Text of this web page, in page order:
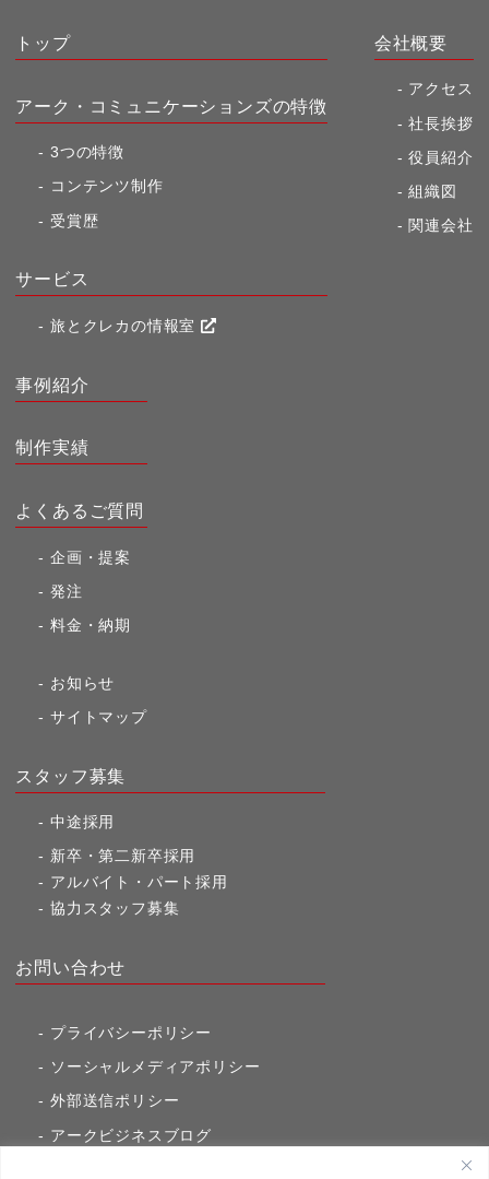
トップ
アーク・コミュニケーションズの特徴
3つの特徴
コンテンツ制作
受賞歴
サービス
旅とクレカの情報室
会社概要
アクセス
社長挨拶
役員紹介
組織図
関連会社
事例紹介
制作実績
よくあるご質問
企画・提案
発注
料金・納期
お知らせ
サイトマップ
スタッフ募集
中途採用
新卒・第二新卒採用
アルバイト・パート採用
協力スタッフ募集
お問い合わせ
プライバシーポリシー
ソーシャルメディアポリシー
外部送信ポリシー
アークビジネスブログ